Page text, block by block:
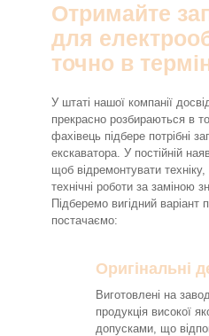
Отримайте
для
точно в
У штаті нашої компанії
прекрасно розбираються в
фахівець підбере потрібні
екскаватора. У постійній
щоб відремонтувати
технічні роботи за заміною
Підберемо вигідний варіант
постачаємо:
Оригінальні
Виготовлені на
продукція високої
допусками, що